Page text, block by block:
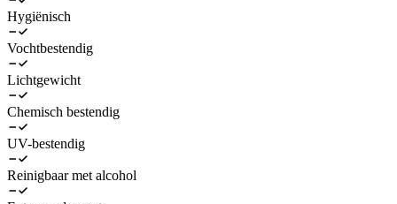
Hygiënisch
Vochtbestendig
Lichtgewicht
Chemisch bestendig
UV-bestendig
Reinigbaar met alcohol